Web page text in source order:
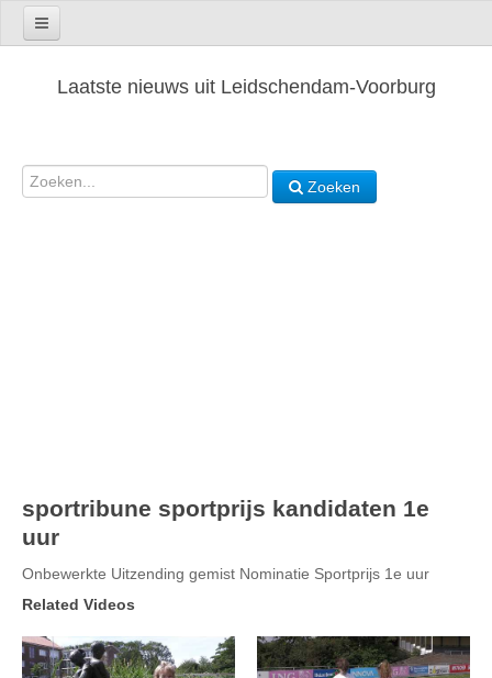
Laatste nieuws uit Leidschendam-Voorburg
Zoeken
sportribune sportprijs kandidaten 1e
uur
Onbewerkte Uitzending gemist Nominatie Sportprijs 1e uur
Related Videos